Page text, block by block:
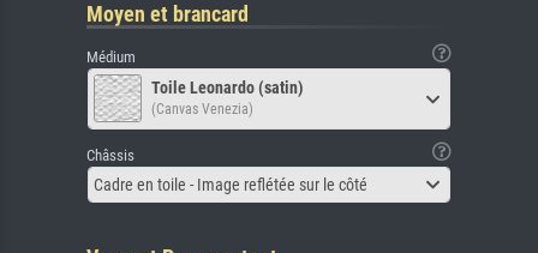
Moyen et brancard
Médium
Toile Leonardo (satin)
(Canvas Venezia)
Châssis
Cadre en toile - Image reflétée sur le côté